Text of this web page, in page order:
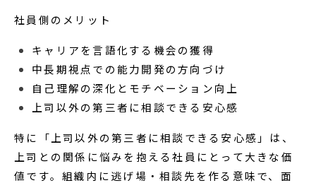
社員側のメリット
キャリアを言語化する機会の獲得
中長期視点での能力開発の方向づけ
自己理解の深化とモチベーション向上
上司以外の第三者に相談できる安心感
特に「上司以外の第三者に相談できる安心感」は、
上司との関係に悩みを抱える社員にとって大きな価
値です。組織内に逃げ場・相談先を作る意味で、面